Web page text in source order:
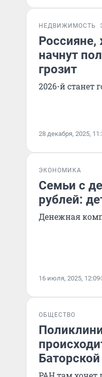
НЕДВИЖИМОСТЬ
Россияне,
начнут
грозит
2026-й станет
28 декабря, 2025,
ЭКОНОМИКА
Семьи с
рублей:
Денежная
16 июля, 2025, 12:09
ОБЩЕСТВО
Баторской